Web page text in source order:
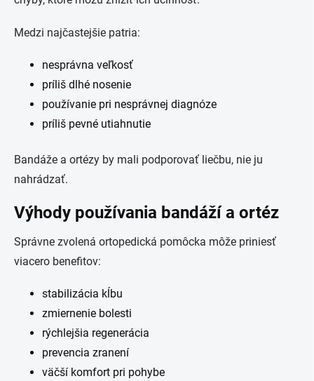
Medzi najčastejšie patria:
nesprávna veľkosť
príliš dlhé nosenie
používanie pri nesprávnej diagnóze
príliš pevné utiahnutie
Bandáže a ortézy by mali podporovať liečbu, nie ju
nahrádzať.
Výhody používania bandáží a ortéz
Správne zvolená ortopedická pomôcka môže priniesť
viacero benefitov:
stabilizácia kĺbu
zmiernenie bolesti
rýchlejšia regenerácia
prevencia zranení
väčší komfort pri pohybe